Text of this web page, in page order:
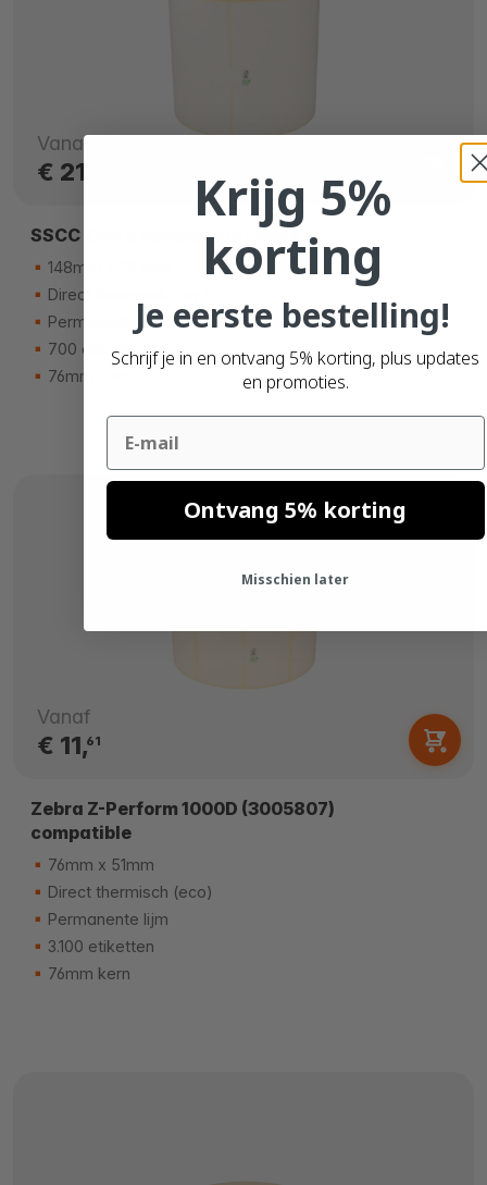
Vanaf
€ 21,
SSCC Zebra compatible labels
148mm x 210mm
Direct thermisch (top)
Permanente lijm
700 etiketten
76mm kern
Vanaf
€ 11,61
Zebra Z-Perform 1000D (3005807)
compatible
76mm x 51mm
Direct thermisch (eco)
Permanente lijm
3.100 etiketten
76mm kern
Krijg 5%
korting
Je eerste bestelling!
Schrijf je in en ontvang 5% korting, plus updates
en promoties.
Email
Ontvang 5% korting
Misschien later